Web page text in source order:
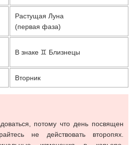
Растущая Луна
(первая фаза)
В знаке ♊ Близнецы
Вторник
потому что день посвящен
не действовать второпях.